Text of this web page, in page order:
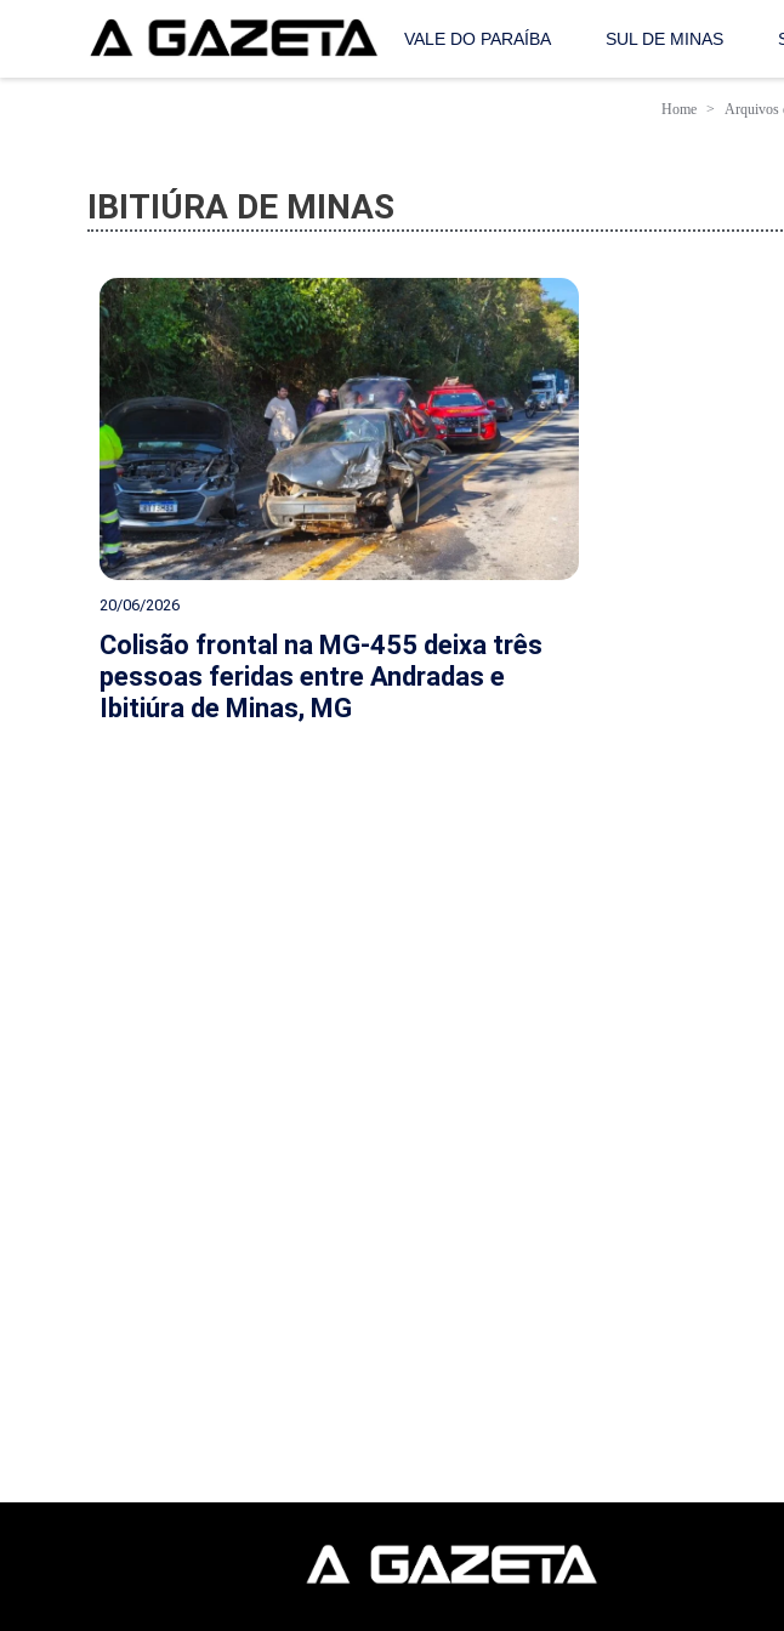
VALE DO PARAÍBA SUL DE MINAS
Home Arquivos
IBITIÚRA DE MINAS
20/06/2026
Colisão frontal na MG-455 deixa três
pessoas feridas entre Andradas e
Ibitiúra de Minas, MG